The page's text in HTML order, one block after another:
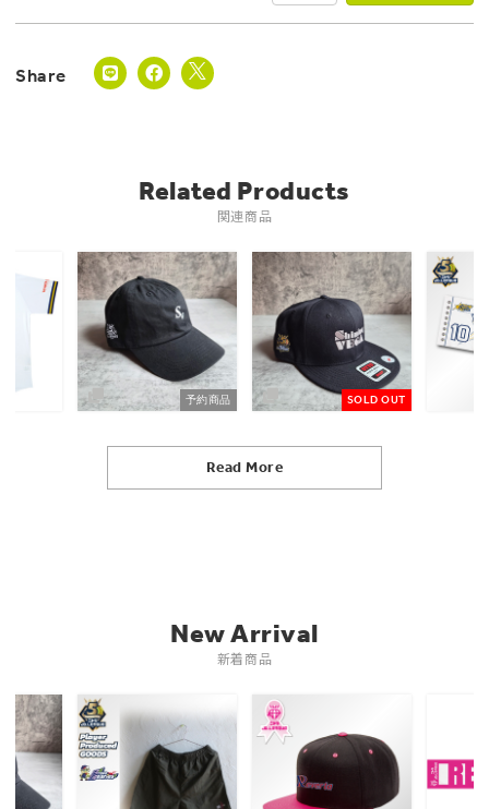
Related Products
関連商品
予約商品 SOLD OUT
Read More
New Arrival
新着商品